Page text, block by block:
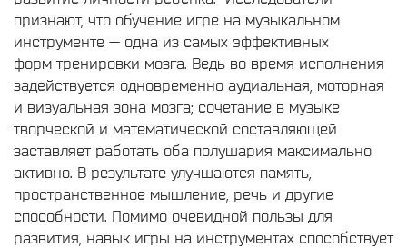
признают, что обучение игре на музыкальном
инструменте — одна из самых эффективных
форм тренировки мозга. Ведь во время исполнения
задействуется одновременно аудиальная, моторная
и визуальная зона мозга; сочетание в музыке
творческой и математической составляющей
заставляет работать оба полушария максимально
активно. В результате улучшаются память,
пространственное мышление, речь и другие
способности. Помимо очевидной пользы для
развития, навык игры на инструментах способствует